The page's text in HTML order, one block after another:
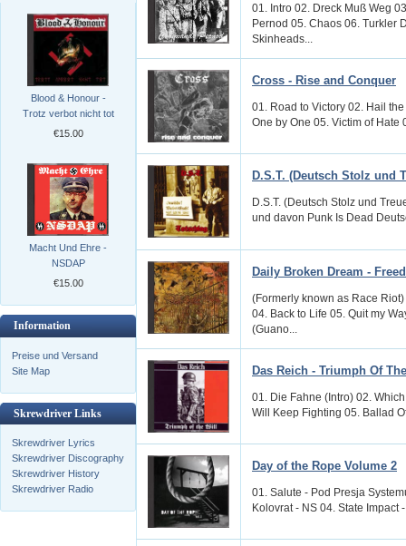
Blood & Honour -
Trotz verbot nicht tot
€15.00
Macht Und Ehre -
NSDAP
€15.00
Information
Preise und Versand
Site Map
Skrewdriver Links
Skrewdriver Lyrics
Skrewdriver Discography
Skrewdriver History
Skrewdriver Radio
01. Intro 02. Dreck Muß Weg
Pernod 05. Chaos 06. Turkler
Skinheads...
Cross - Rise and Conquer
01. Road to Victory 02. Hail
One by One 05. Victim of Hate
D.S.T. (Deutsch Stolz und
D.S.T. (Deutsch Stolz und
und davon Punk Is Dead
Daily Broken Dream -
(Formerly known as Race
04. Back to Life 05. Quit my
(Guano...
Das Reich - Triumph Of
01. Die Fahne (Intro) 02.
Will Keep Fighting 05. Ballad
Day of the Rope Volume 2
01. Salute - Pod Presja
Kolovrat - NS 04. State Impact